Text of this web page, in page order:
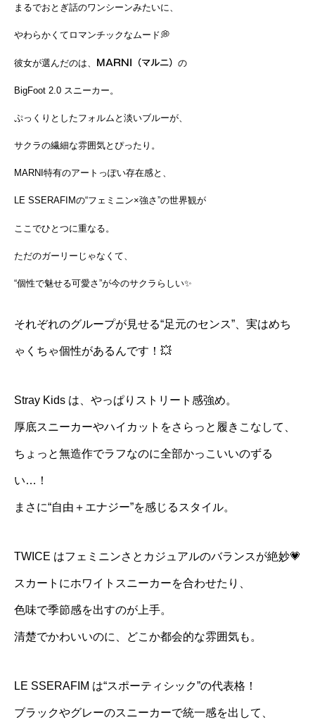
まるでおとぎ話のワンシーンみたいに、
やわらかくてロマンチックなムード💭
彼女が選んだのは、 MARNI（マルニ） の
BigFoot 2.0 スニーカー。
ぷっくりとしたフォルムと淡いブルーが、
サクラの繊細な雰囲気とぴったり。
MARNI特有のアートっぽい存在感と、
LE SSERAFIMの“フェミニン×強さ”の世界観が
ここでひとつに重なる。
ただのガーリーじゃなくて、
“個性で魅せる可愛さ”が今のサクラらしい✨
それぞれのグループが見せる“足元のセンス”、実はめち
ゃくちゃ個性があるんです！💥
Stray Kids は、やっぱりストリート感強め。
厚底スニーカーやハイカットをさらっと履きこなして、
ちょっと無造作でラフなのに全部かっこいいのずる
い…！
まさに“自由＋エナジー”を感じるスタイル。
TWICE はフェミニンさとカジュアルのバランスが絶妙💗
スカートにホワイトスニーカーを合わせたり、
色味で季節感を出すのが上手。
清楚でかわいいのに、どこか都会的な雰囲気も。
LE SSERAFIM は“スポーティシック”の代表格！
ブラックやグレーのスニーカーで統一感を出して、